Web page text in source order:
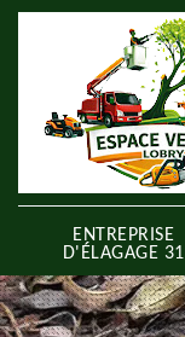
ENTREPRISE
D'ÉLAGAGE 31